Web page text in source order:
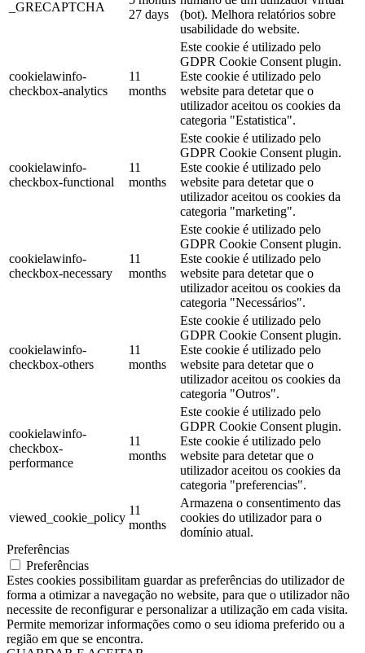
_GRECAPTCHA
27 days
(bot). Melhora relatórios sobre
usabilidade do website.
cookielawinfo-
checkbox-analytics
11
months
Este cookie é utilizado pelo
GDPR Cookie Consent plugin.
Este cookie é utilizado pelo
website para detetar que o
utilizador aceitou os cookies da
categoria "Estatistica".
cookielawinfo-
checkbox-functional
11
months
Este cookie é utilizado pelo
GDPR Cookie Consent plugin.
Este cookie é utilizado pelo
website para detetar que o
utilizador aceitou os cookies da
categoria "marketing".
cookielawinfo-
checkbox-necessary
11
months
Este cookie é utilizado pelo
GDPR Cookie Consent plugin.
Este cookie é utilizado pelo
website para detetar que o
utilizador aceitou os cookies da
categoria "Necessários".
cookielawinfo-
checkbox-others
11
months
Este cookie é utilizado pelo
GDPR Cookie Consent plugin.
Este cookie é utilizado pelo
website para detetar que o
utilizador aceitou os cookies da
categoria "Outros".
cookielawinfo-
checkbox-
performance
11
months
Este cookie é utilizado pelo
GDPR Cookie Consent plugin.
Este cookie é utilizado pelo
website para detetar que o
utilizador aceitou os cookies da
categoria "preferencias".
viewed_cookie_policy
11
months
Armazena o consentimento das
cookies do utilizador para o
domínio atual.
Preferências
Preferências
Estes cookies possibilitam guardar as preferências do utilizador de
forma a otimizar a navegação no website, para que o utilizador não
necessite de reconfigurar e personalizar a utilização em cada visita.
Permite memorizar informações como o seu idioma preferido ou a
região em que se encontra.